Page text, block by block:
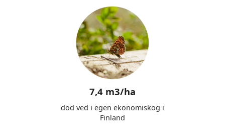
7,4 m3/ha
död ved i egen ekonomiskog i
Finland